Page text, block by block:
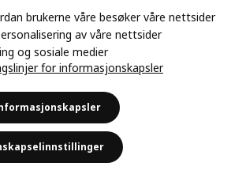
brukerne våre besøker våre nettsider
av våre nettsider
og sosiale medier
for informasjonskapsler